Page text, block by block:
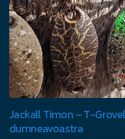
Jackall Timon – T-
dumneavoastra